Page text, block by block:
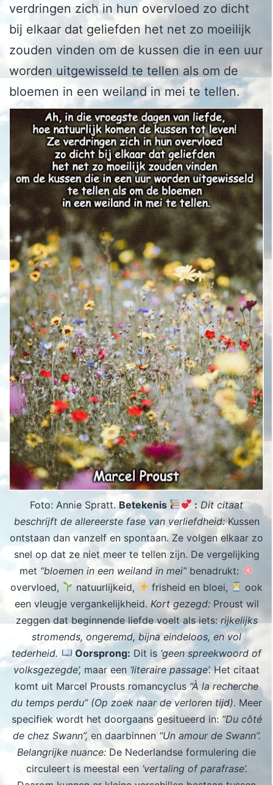
verdringen zich in hun overvloed zo dicht
bij elkaar dat geliefden het net zo moeilijk
zouden vinden om de kussen die in een uur
worden uitgewisseld te tellen als om de
bloemen in een weiland in mei te tellen.
Foto: Annie Spratt.Betekenis : Dit citaat
beschrijft de allereerste fase van verliefdheid:Kussen
ontstaan dan vanzelf en spontaan. Ze volgen elkaar zo
snel op dat ze niet meer te tellen zijn. De vergelijking
met “bloemen in een weiland in mei”benadrukt:
overvloed,
natuurlijkeid, frisheid en bloei,
ook
een vleugje vergankelijkheid. Kort gezegd:Proust wil
zeggen dat beginnende liefde voelt als iets:rijkelijks
stromends, ongeremd, bijna eindeloos, en vol
tederheid.
Oorsprong: Dit is‘geen spreekwoord of
volksgezegde’, maar een ‘literaire passage’.Het citaat
komt uit Marcel Prousts romancyclus“À la recherche
du temps perdu” (Op zoek naar de verloren tijd). Meer
specifiek wordt het doorgaans gesitueerd in:“Du côté
de chez Swann”, en daarbinnen “Un amour de Swann”.
Belangrijke nuance:De Nederlandse formulering die
circuleert is meestal een ‘vertaling of parafrase’.